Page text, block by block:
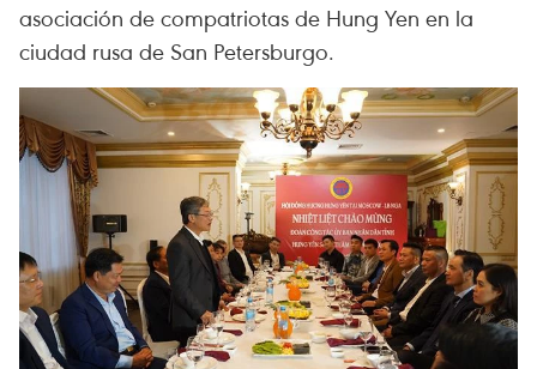
asociación de compatriotas de Hung Yen en la
ciudad rusa de San Petersburgo.